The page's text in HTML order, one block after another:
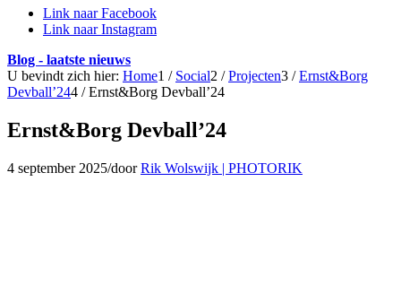
Link naar Facebook
Link naar Instagram
Blog - laatste nieuws
U bevindt zich hier: Home1 / Social2 / Projecten3 / Ernst&Borg
Devball’244 / Ernst&Borg Devball’24
Ernst&Borg Devball’24
4 september 2025/doorRik Wolswijk | PHOTORIK